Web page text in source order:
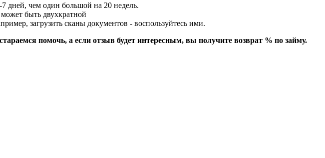
дней, чем один большой на 20 недель.
быть двухкратной
загрузить сканы документов - воспользуйтесь ими.
помочь, а если отзыв будет интересным, вы получите возврат % по займу.